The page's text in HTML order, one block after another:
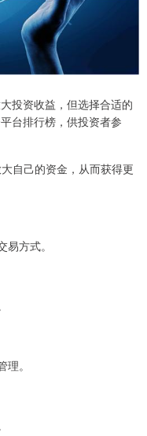
投资收益，但选择合适的
台排行榜，供投资者参
自己的资金，从而获得更
方式。
。